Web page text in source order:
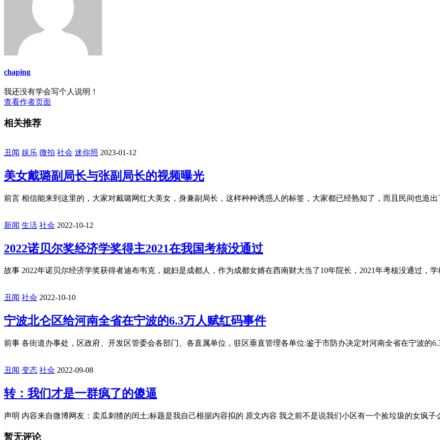
chaping
我还没有学会写个人说明！
查看作者页面
相关推荐
丑闻 娱乐 微拍 社会 迷你照 2023-01-12
美女戴璐副局长与张副局长的视频曝光
前言 相信能来到这里的，大家对戴璐网红大美女，身兼副局长，这样种种诱惑人的标签，大家都已经熟知了，而且民间也造出